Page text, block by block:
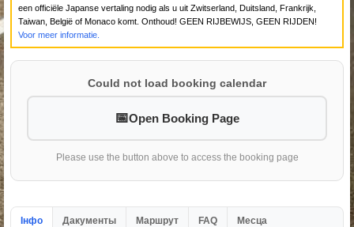
een officiële Japanse vertaling nodig als u uit Zwitserland, Duitsland, Frankrijk,
Taiwan, België of Monaco komt. Onthoud! GEEN RIJBEWIJS, GEEN RIJDEN!
Voor meer informatie.
Could not load booking calendar
Open Booking Page
Please use the button above to access the booking page
Інфо Дакументы Маршрут FAQ Месца